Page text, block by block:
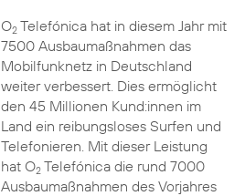
O2Telefónica hat in diesem Jahr mit
7500 Ausbaumaßnahmen das
Mobilfunknetz in Deutschland
weiter verbessert. Dies ermöglicht
den 45 Millionen Kund:innen im
Land ein reibungsloses Surfen und
Telefonieren. Mit dieser Leistung
hat O2Telefónica die rund 7000
Ausbaumaßnahmen des Vorjahres